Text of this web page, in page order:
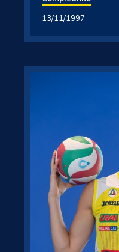
13/11/1997